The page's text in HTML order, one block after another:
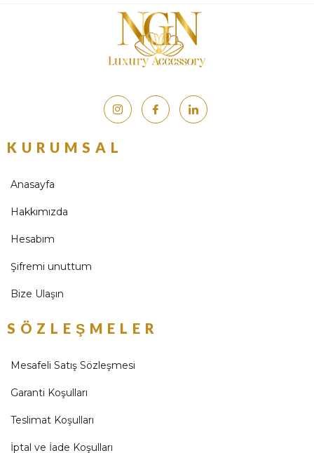
KURUMSAL
Anasayfa
Hakkımızda
Hesabım
Şifremi unuttum
Bize Ulaşın
SÖZLEŞMELER
Mesafeli Satış Sözleşmesi
Garanti Koşulları
Teslimat Koşulları
İptal ve İade Koşulları